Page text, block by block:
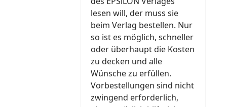
lesen will, der muss sie
beim Verlag bestellen. Nur
so ist es möglich, schneller
oder überhaupt die Kosten
zu decken und alle
Wünsche zu erfüllen.
Vorbestellungen sind nicht
zwingend erforderlich,